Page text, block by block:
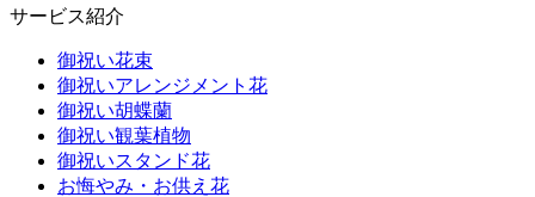
サービス紹介
御祝い花束
御祝いアレンジメント花
御祝い胡蝶蘭
御祝い観葉植物
御祝いスタンド花
お悔やみ・お供え花